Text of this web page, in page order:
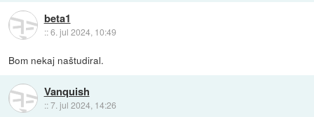
beta1
::6. jul 2024, 10:49
Bom nekaj naštudiral.
Vanquish
::7. jul 2024, 14:26